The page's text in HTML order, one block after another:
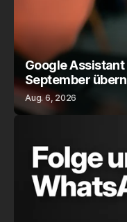
Google
September
Aug. 6, 2026